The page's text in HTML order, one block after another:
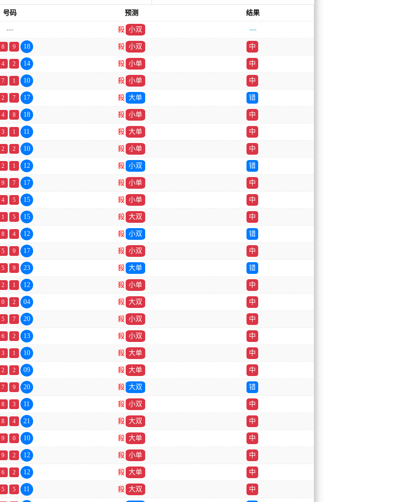
号码 预测 结果
--- 殺 小双 ---
8 9 18 殺 小双 中
4 2 14 殺 小单 中
7 1 10 殺 小单 中
2 7 17 殺 大单 错
4 8 18 殺 小单 中
3 1 11 殺 大单 中
2 2 10 殺 小单 中
2 1 12 殺 小双 错
9 7 17 殺 小单 中
4 5 15 殺 小单 中
1 5 15 殺 大双 中
8 4 12 殺 小双 错
5 9 17 殺 小双 中
5 9 23 殺 大单 错
2 1 12 殺 小单 中
0 2 04 殺 大双 中
5 7 20 殺 小双 中
6 2 13 殺 小双 中
3 1 10 殺 大单 中
2 2 09 殺 大单 中
7 9 20 殺 大双 错
8 3 11 殺 小双 中
8 4 21 殺 大双 中
9 0 10 殺 大单 中
9 2 12 殺 小单 中
6 2 12 殺 大单 中
5 5 11 殺 大双 中